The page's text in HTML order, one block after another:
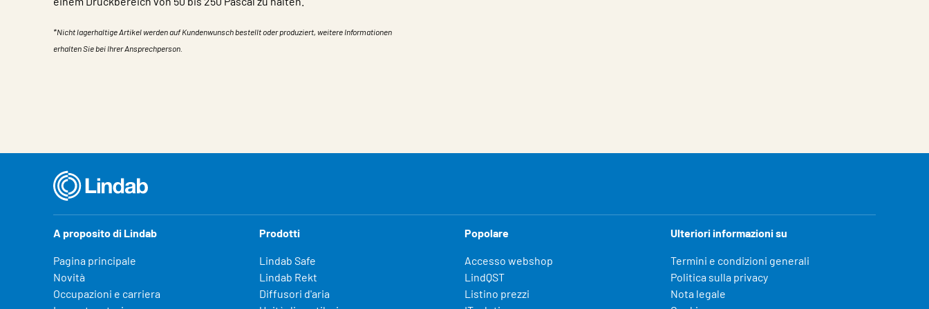
*Nicht lagerhaltige Artikel werden auf Kundenwunsch bestellt oder produziert, weitere Informationen
erhalten Sie bei Ihrer Ansprechperson.
A proposito di Lindab
Pagina principale
Novità
Occupazioni e carriera
Prodotti
Lindab Safe
Lindab Rekt
Diffusori d'aria
Popolare
Accesso webshop
LindQST
Listino prezzi
Ulteriori informazioni su
Termini e condizioni generali
Politica sulla privacy
Nota legale